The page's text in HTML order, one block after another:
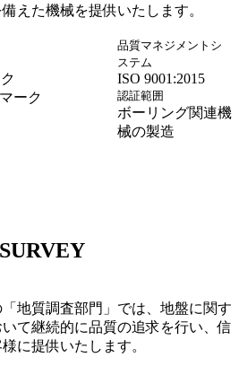
えた機械を提供いたします。
品質マネジメントシ
ステム
ISO 9001:2015
認証範囲
ボーリング関連機
械の製造
地質調査部門」では、地盤に関す
て継続的に品質の追求を行い、信
に提供いたします。